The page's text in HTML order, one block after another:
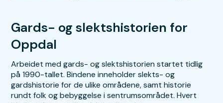
Gards- og slektshistorien for
Oppdal
Arbeidet med gards- og slektshistorien startet tidlig
på 1990-tallet. Bindene inneholder slekts- og
gardshistorie for de ulike områdene, samt historie
rundt folk og bebyggelse i sentrumsområdet. Hvert